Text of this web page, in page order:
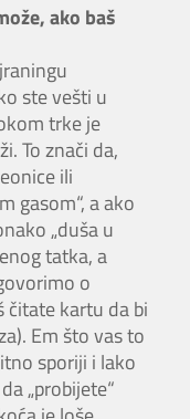
ako baš
ste vešti u
trke je
To znači da,
ili
gasom“, a ako
„duša u
tatka, a
o
čitate kartu da bi
Em što vas to
sporiji i lako
„probijete“